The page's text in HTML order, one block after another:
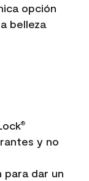
opción
belleza
®
y no
para dar un